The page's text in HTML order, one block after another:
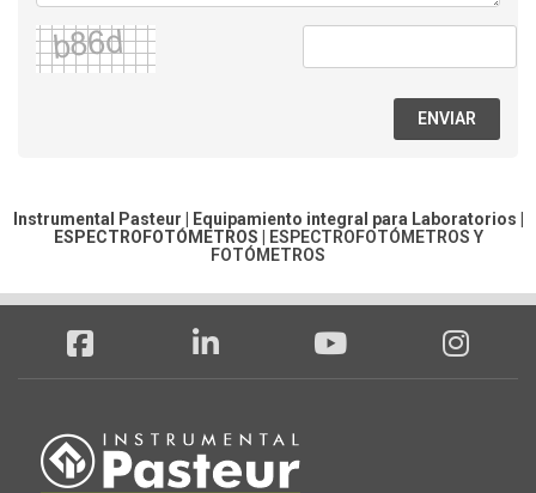
ENVIAR
Instrumental Pasteur | Equipamiento integral para Laboratorios |
ESPECTROFOTÓMETROS
ESPECTROFOTÓMETROS Y
FOTÓMETROS